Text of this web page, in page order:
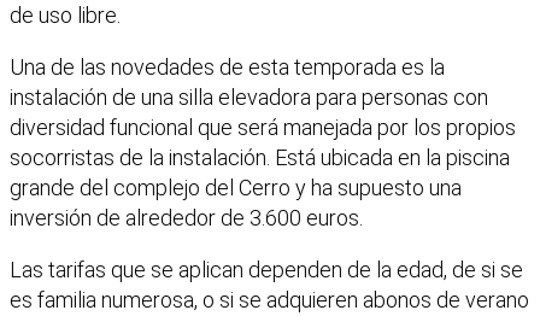
de uso libre.
Una de las novedades de esta temporada es la
instalación de una silla elevadora para personas con
diversidad funcional que será manejada por los propios
socorristas de la instalación. Está ubicada en la piscina
grande del complejo del Cerro y ha supuesto una
inversión de alrededor de 3.600 euros.
Las tarifas que se aplican dependen de la edad, de si se
es familia numerosa, o si se adquieren abonos de verano